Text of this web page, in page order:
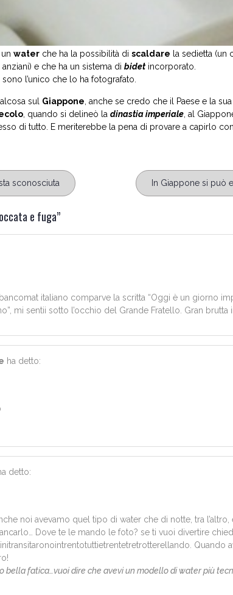
water che ha la possibilità di scaldare la sedietta (un
e che ha un sistema di bidetincorporato.
l’unico che lo ha fotografato.
sul Giappone , anche se credo che il Paese e la
, quando si delineò la dinastia imperiale , al
di tutto. E meriterebbe la pena di provare a capirlo
sconosciuta In Giappone si può
e fuga”
italiano comparve la scritta “Oggi è un giorno
mi sentii sotto l’occhio del Grande Fratello. Gran brutta
ha detto:
detto:
noi avevamo quel tipo di water che di notte, tra
Dove te le mando le foto? se ti vuoi divertire
Quando
bella fatica…vuoi dire che avevi un modello di water più